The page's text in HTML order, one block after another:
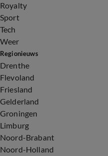
Royalty
Sport
Tech
Weer
Regionieuws
Drenthe
Flevoland
Friesland
Gelderland
Groningen
Limburg
Noord-Brabant
Noord-Holland